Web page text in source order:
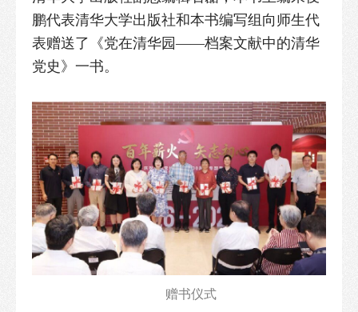
鹏代表清华大学出版社和本书编写组向师生代
表赠送了《党在清华园——档案文献中的清华
党史》一书。
赠书仪式